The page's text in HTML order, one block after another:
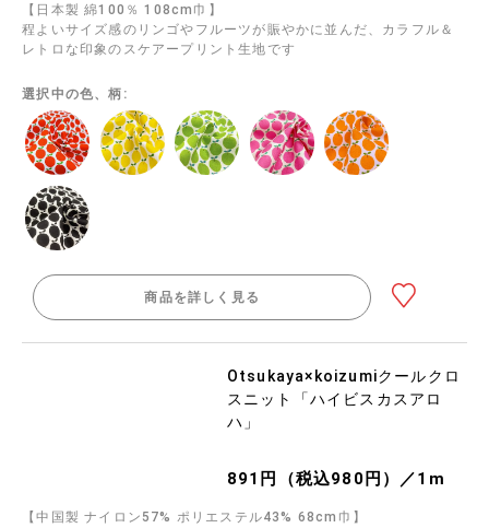
【日本製 綿100％ 108cm巾】
程よいサイズ感のリンゴやフルーツが賑やかに並んだ、カラフル＆
レトロな印象のスケアープリント生地です
選択中の色、柄:
商品を詳しく見る
Otsukaya×koizumiクールクロ
スニット「ハイビスカスアロ
ハ」
891円（税込980円）／1m
【中国製 ナイロン57% ポリエステル43% 68cm巾】